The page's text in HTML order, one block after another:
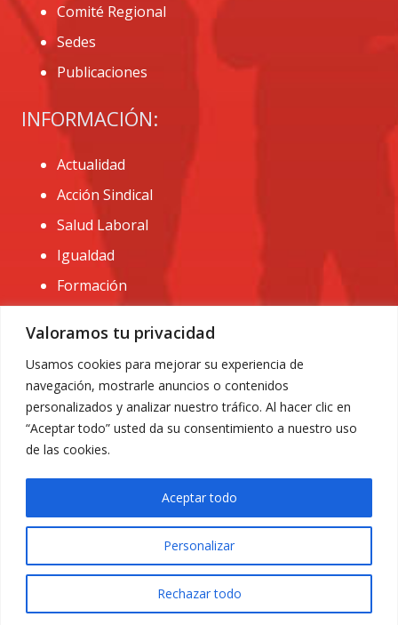
Valoramos tu privacidad
Usamos cookies para mejorar su experiencia de
navegación, mostrarle anuncios o contenidos
personalizados y analizar nuestro tráfico. Al hacer clic en
“Aceptar todo” usted da su consentimiento a nuestro uso
de las cookies.
Personalizar
Rechazar todo
Aceptar todo
Comité Regional
Sedes
Publicaciones
INFORMACIÓN:
Actualidad
Acción Sindical
Salud Laboral
Igualdad
Formación
CONTACTO:
administracion@usomurcia.org
968 25 01 20
C/ Huerto de las bombas nº6. 30009 Murcia
Privacidad|
© 2018 Todos los derechos reservados. Diseño web
ACRILONIA